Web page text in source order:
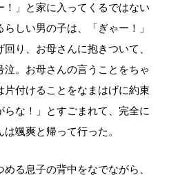
」と家に入ってくるではない
しい男の子は、「ぎゃー！」
り、お母さんに抱きついて、
泣。お母さんの言うことをちゃ
片付けることをなまはげに約束
らな！」とすごまれて、完全に
颯爽と帰って行った。
る息子の背中をなでながら、